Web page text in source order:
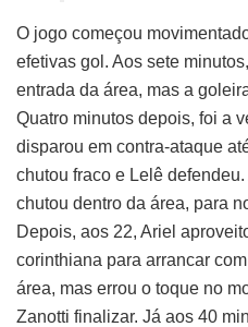
O jogo começou
efetivas gol. Aos sete
entrada da área, mas a
Quatro minutos depois, foi a
disparou em contra-ataque
chutou fraco e Lelê
chutou dentro da área, para
Depois, aos 22, Ariel
corinthiana para arrancar
área, mas errou o toque no
Zanotti finalizar. Já aos 40